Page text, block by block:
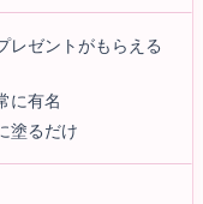
レゼントがもらえる
に有名
塗るだけ